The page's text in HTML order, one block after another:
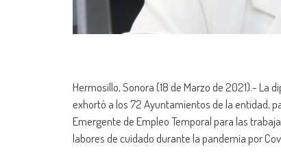
Hermosillo, Sonora (18 de Marzo de 2021).- La
exhortó a los 72 Ayuntamientos de la entidad,
Emergente de Empleo Temporal para las
labores de cuidado durante la pandemia por